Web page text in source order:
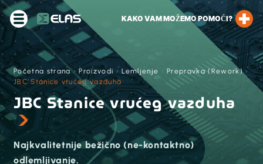
KAKO VAM MOŽEMO POMOĆI?
Početna strana›Proizvodi ›Lemljenje ›Prepravka (Rework)›
JBC Stanice vrućeg vazduha
JBC Stanice vrućeg vazduha
Najkvalitetnije bežično (ne-kontaktno)
odlemljivanje.